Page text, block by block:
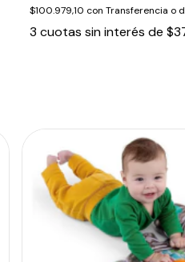
$100.979,10 con Transferencia o
3 cuotas sin interés de